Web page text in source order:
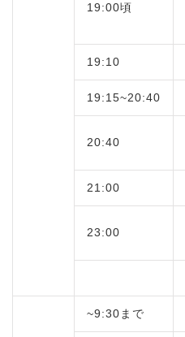
19:00頃
19:10
19:15~20:40
20:40
21:00
23:00
~9:30まで